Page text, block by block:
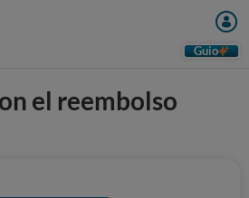
Guio
el reembolso